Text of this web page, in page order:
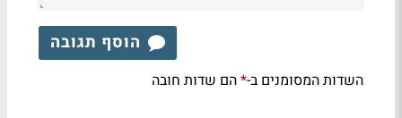
הוסף תגובה
השדות המסומנים ב-*הם שדות חובה